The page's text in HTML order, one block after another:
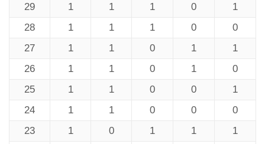
29
1 1 1 0
1
28
1 1 1 0
0
27
1 1 0 1
1
26
1 1 0 1
0
25
1 1 0 0
1
24
1 1 0 0
0
23
1 0 1 1
1